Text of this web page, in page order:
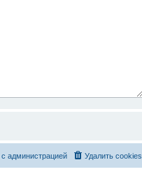
Удалить cookies
администрацией